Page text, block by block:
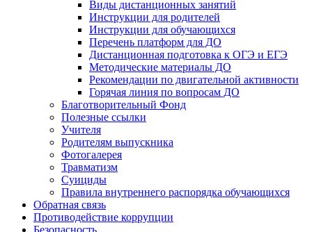
Виды дистанционных занятий
Инструкции для родителей
Инструкции для обучающихся
Перечень платформ для ДО
Дистанционная подготовка к ОГЭ и ЕГЭ
Методические материалы ДО
Рекомендации по двигательной активности
Горячая линия по вопросам ДО
Благотворительный Фонд
Полезные ссылки
Учителя
Родителям выпускника
Фотогалерея
Травматизм
Суициды
Правила внутреннего распорядка обучающихся
Обратная связь
Противодействие коррупции